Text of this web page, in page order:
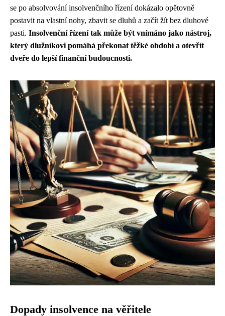
se po absolvování insolvenčního řízení dokázalo opětovně
postavit na vlastní nohy, zbavit se dluhů a začít žít bez dluhové
pasti. Insolvenční řízení tak může být vnímáno jako nástroj,
který dlužníkovi pomáhá překonat těžké období a otevřít
dveře do lepší finanční budoucnosti.
Dopady insolvence na věřitele